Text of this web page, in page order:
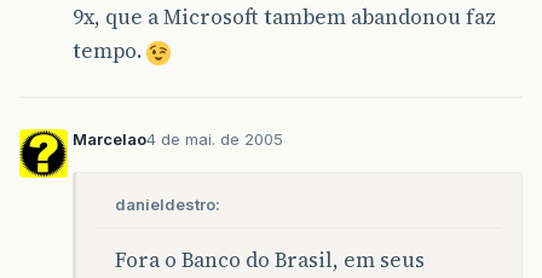
9x, que a Microsoft tambem abandonou faz
tempo.
Marcelao4 de mai. de 2005
danieldestro:
Fora o Banco do Brasil, em seus